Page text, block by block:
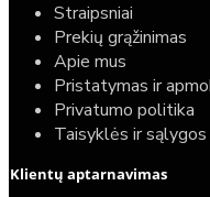
Elektrinio gyvatuko
Straipsniai
Prekių grąžinimas
Apie mus
Pristatymas ir
Privatumo politika
Taisyklės ir sąlygos
Klientų aptarnavimas